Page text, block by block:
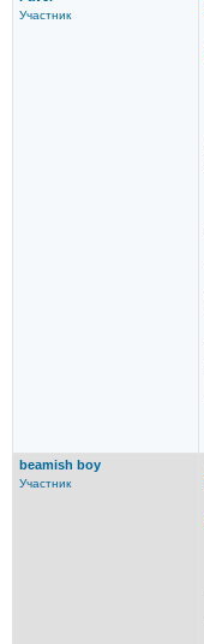
Участник
beamish boy
Участник